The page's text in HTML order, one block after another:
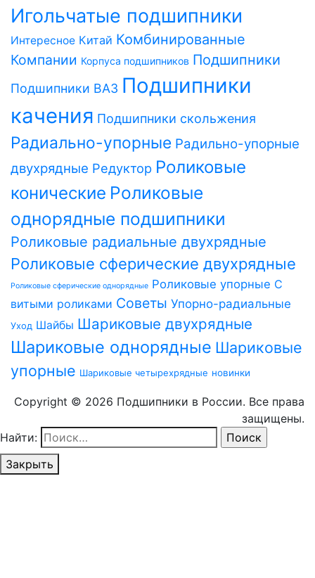
Игольчатые подшипники
Интересное Китай Комбинированные
Компании Корпуса подшипников Подшипники
Подшипники ВАЗ Подшипники
качения Подшипники скольжения
Радиально-упорные Радильно-упорные
двухрядные Редуктор Роликовые
конические Роликовые
однорядные подшипники
Роликовые радиальные двухрядные
Роликовые сферические двухрядные
Роликовые сферические однорядные Роликовые упорные С
витыми роликами Советы Упорно-радиальные
Уход Шайбы Шариковые двухрядные
Шариковые однорядные Шариковые
упорные Шариковые четырехрядные новинки
Copyright © 2026 Подшипники в России. Все права
защищены.
Найти:
Закрыть